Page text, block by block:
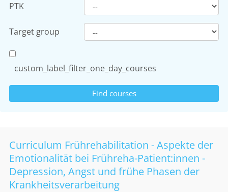
PTK
Target group
custom_label_filter_one_day_courses
Curriculum Frührehabilitation - Aspekte der
Emotionalität bei Frühreha-Patient:innen -
Depression, Angst und frühe Phasen der
Krankheitsverarbeitung